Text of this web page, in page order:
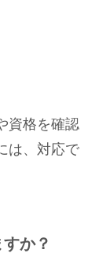
資格を確認
は、対応で
か？